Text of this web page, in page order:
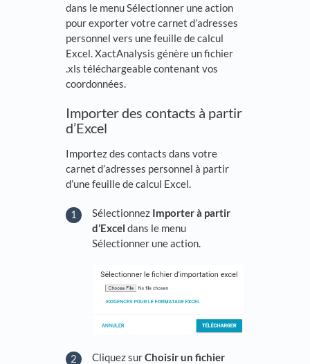
dans le menu Sélectionner une action
pour exporter votre carnet d’adresses
personnel vers une feuille de calcul
Excel. XactAnalysis génère un fichier
.xls téléchargeable contenant vos
coordonnées.
Importer des contacts à partir
d’Excel
Importez des contacts dans votre
carnet d’adresses personnel à partir
d’une feuille de calcul Excel.
Sélectionnez Importer à partir
d’Excel dans le menu
Sélectionner une action.
Cliquez surChoisir un fichier